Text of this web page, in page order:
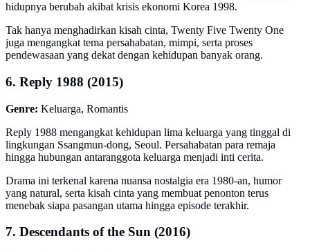
hidupnya berubah akibat krisis ekonomi Korea 1998.
Tak hanya menghadirkan kisah cinta, Twenty Five Twenty One
juga mengangkat tema persahabatan, mimpi, serta proses
pendewasaan yang dekat dengan kehidupan banyak orang.
6. Reply 1988 (2015)
Genre: Keluarga, Romantis
Reply 1988 mengangkat kehidupan lima keluarga yang tinggal di
lingkungan Ssangmun-dong, Seoul. Persahabatan para remaja
hingga hubungan antaranggota keluarga menjadi inti cerita.
Drama ini terkenal karena nuansa nostalgia era 1980-an, humor
yang natural, serta kisah cinta yang membuat penonton terus
menebak siapa pasangan utama hingga episode terakhir.
7. Descendants of the Sun (2016)